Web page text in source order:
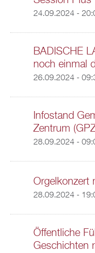
24.09.2024 -
BADISCHE
noch einmal
26.09.2024 -
Infostand
Zentrum
28.09.2024 -
Orgelkonzert
28.09.2024 -
Öffentliche
Geschichten